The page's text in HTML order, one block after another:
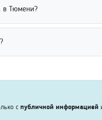
учебному заведению,
в Тюмени?
для базовой
особенно полезно при
с публичной информацией